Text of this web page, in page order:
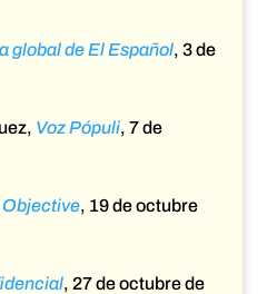
global deEl Español, 3 de
Voz Pópuli, 7 de
Objective, 19 de octubre
, 27 de octubre de